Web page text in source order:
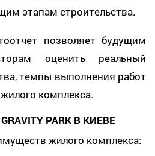
этапам строительства.
позволяет будущим
оценить реальный
темпы выполнения работ
комплекса.
PARK В КИЕВЕ
жилого комплекса: